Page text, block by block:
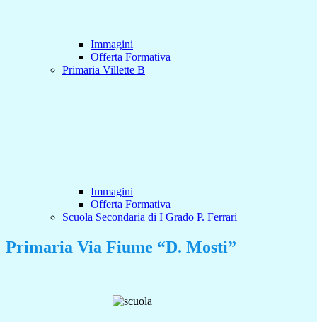
Immagini
Offerta Formativa
Primaria Villette B
Immagini
Offerta Formativa
Scuola Secondaria di I Grado P. Ferrari
Primaria Via Fiume “D. Mosti”